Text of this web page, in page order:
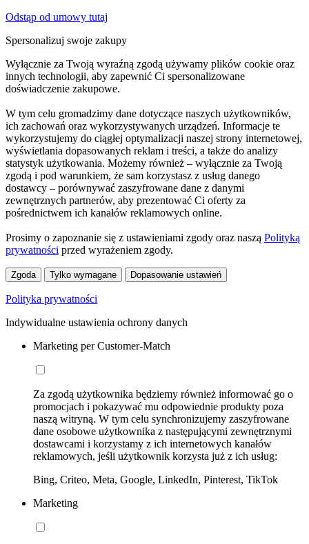
Odstąp od umowy tutaj
Spersonalizuj swoje zakupy
Wyłącznie za Twoją wyraźną zgodą używamy plików cookie oraz
innych technologii, aby zapewnić Ci spersonalizowane
doświadczenie zakupowe.
W tym celu gromadzimy dane dotyczące naszych użytkowników,
ich zachowań oraz wykorzystywanych urządzeń. Informacje te
wykorzystujemy do ciągłej optymalizacji naszej strony internetowej,
wyświetlania dopasowanych reklam i treści, a także do analizy
statystyk użytkowania. Możemy również – wyłącznie za Twoją
zgodą i pod warunkiem, że sam korzystasz z usług danego
dostawcy – porównywać zaszyfrowane dane z danymi
zewnętrznych partnerów, aby prezentować Ci oferty za
pośrednictwem ich kanałów reklamowych online.
Prosimy o zapoznanie się z ustawieniami zgody oraz naszą Polityką
prywatności przed wyrażeniem zgody.
Zgoda Tylko wymagane Dopasowanie ustawień
Polityka prywatności
Indywidualne ustawienia ochrony danych
Marketing per Customer-Match
Za zgodą użytkownika będziemy również informować go o
promocjach i pokazywać mu odpowiednie produkty poza
naszą witryną. W tym celu synchronizujemy zaszyfrowane
dane osobowe użytkownika z następującymi zewnętrznymi
dostawcami i korzystamy z ich internetowych kanałów
reklamowych, jeśli użytkownik korzysta już z ich usług:
Bing, Criteo, Meta, Google, LinkedIn, Pinterest, TikTok
Marketing